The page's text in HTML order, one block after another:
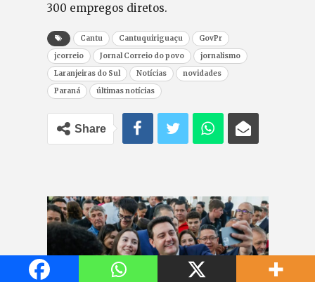
300 empregos diretos.
Cantu Cantuquiriguaçu
GovPr
jcorreio
Jornal Correio do povo
jornalismo
Laranjeiras do Sul
Notícias
novidades
Paraná
últimas notícias
Share